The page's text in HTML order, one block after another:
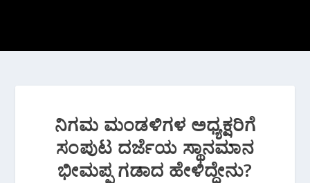
ನಿಗಮ ಮಂಡಳಿಗಳ ಅಧ್ಯಕ್ಷರಿಗೆ
ಸಂಪುಟ ದರ್ಜೆಯ ಸ್ಥಾನಮಾನ
ಭೀಮಪ್ಪ ಗಡಾದ ಹೇಳಿದ್ದೇನು?